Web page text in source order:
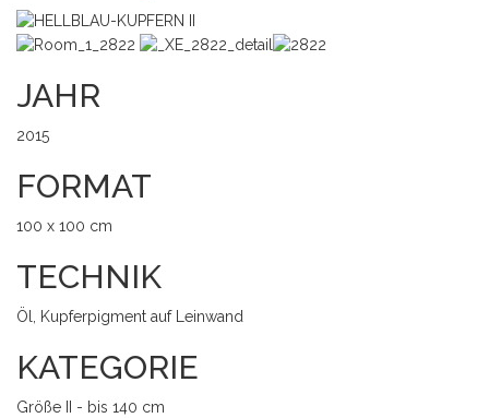
JAHR
2015
FORMAT
100 x 100 cm
TECHNIK
Öl, Kupferpigment auf Leinwand
KATEGORIE
Größe II - bis 140 cm